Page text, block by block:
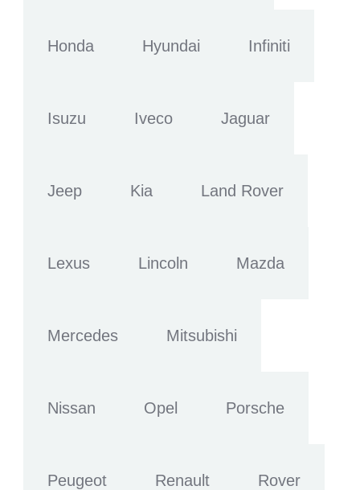
Honda Hyundai Infiniti
Isuzu Iveco Jaguar
Jeep Kia Land Rover
Lexus Lincoln Mazda
Mercedes Mitsubishi
Nissan Opel Porsche
Peugeot Renault Rover